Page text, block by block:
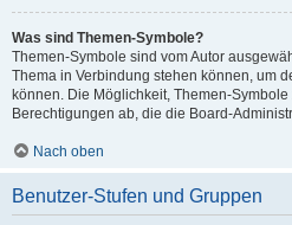
Was sind Themen-Symbole?
Themen-Symbole sind vom Autor
Thema in Verbindung stehen können, um
können. Die Möglichkeit, Themen-
Berechtigungen ab, die die Board-
Nach oben
Benutzer-Stufen und Gruppen